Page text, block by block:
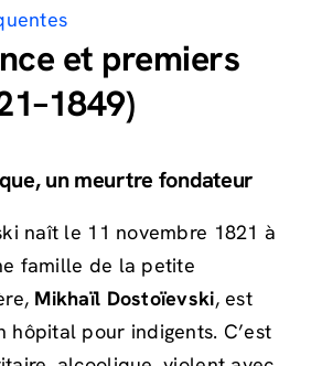
et premiers
un meurtre fondateur
naît le 11 novembre 1821 à
famille de la petite
Mikhaïl Dostoïevski, est
hôpital pour indigents. C’est